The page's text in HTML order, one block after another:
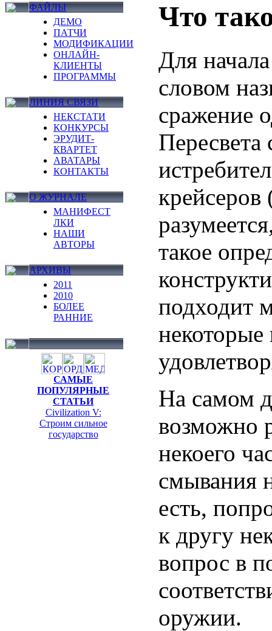
ФАЙЛЫ
ДЕМО
ПАТЧИ
МОДИФИКАЦИИ
ОНЛАЙН-
КЛИЕНТЫ
ПРОГРАММЫ
ЛИНИЯ СВЯЗИ
НЕКСТАТИ
КОНКУРСЫ
ЭРУДИТ-
КВАРТЕТ
АВАТАРЫ
КОНТАКТЫ
О ЖУРНАЛЕ
МАНИФЕСТ
ЛКИ
НАШИ
АВТОРЫ
АРХИВЫ
2011
2010
БОЛЕЕ
РАННИЕ
САМЫЕ
ПОПУЛЯРНЫЕ
СТАТЬИ
Civilization V:
Строим сильное
государство
Что
Для
словом
сражение
Пересвета
крейсеров
такое
подходит
На самом
возможно
некоего
смывания
есть,
к другу
вопрос в
оружии.